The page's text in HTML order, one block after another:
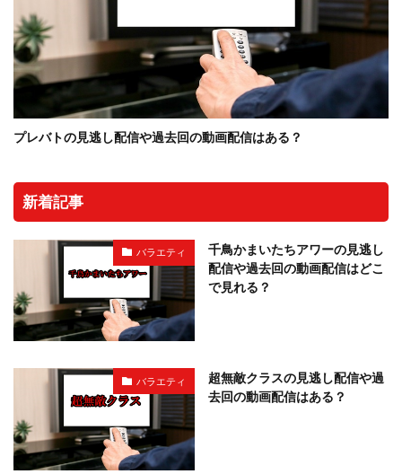
プレバトの見逃し配信や過去回の動画配信はある？
新着記事
バラエティ
千鳥かまいたちアワーの見逃し
配信や過去回の動画配信はどこ
で見れる？
バラエティ
超無敵クラスの見逃し配信や過
去回の動画配信はある？